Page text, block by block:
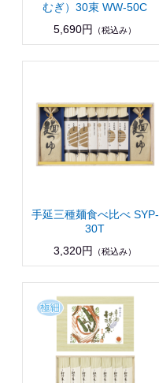
むぎ）30束 WW-50C
5,690円
（税込み）
手延三種麺食べ比べ SYP-
30T
3,320円
（税込み）